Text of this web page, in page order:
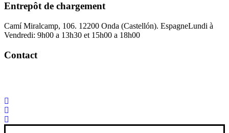
Entrepôt de chargement
Camí Miralcamp, 106. 12200 Onda (Castellón). EspagneLundi à
Vendredi: 9h00 a 13h30 et 15h00 a 18h00
Contact